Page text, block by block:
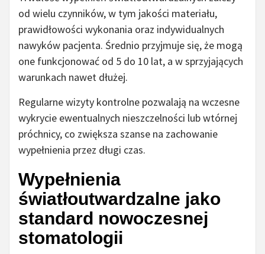
od wielu czynników, w tym jakości materiału,
prawidłowości wykonania oraz indywidualnych
nawyków pacjenta. Średnio przyjmuje się, że mogą
one funkcjonować od 5 do 10 lat, a w sprzyjających
warunkach nawet dłużej.
Regularne wizyty kontrolne pozwalają na wczesne
wykrycie ewentualnych nieszczelności lub wtórnej
próchnicy, co zwiększa szanse na zachowanie
wypełnienia przez długi czas.
Wypełnienia
światłoutwardzalne jako
standard nowoczesnej
stomatologii